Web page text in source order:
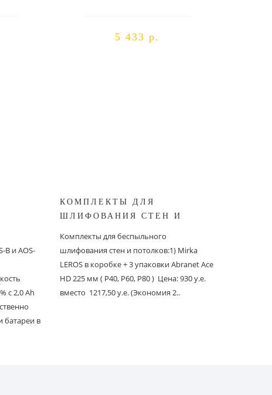
5 433 р.
и AOS-
с 2,0 Ah
батареи в
КОМПЛЕКТЫ ДЛЯ
ШЛИФОВАНИЯ СТЕН И
Комплекты для беспыльного
шлифования стен и потолков:1) Mirka
LEROS в коробке + 3 упаковки Abranet Ace
HD 225 мм ( P40, P60, P80 ) Цена: 930 у.е.
вместо 1217,50 у.е. (Экономия 2..